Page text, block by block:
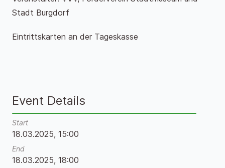
Stadt Burgdorf
Eintrittskarten an der Tageskasse
Event Details
Start
18.03.2025, 15:00
End
18.03.2025, 18:00